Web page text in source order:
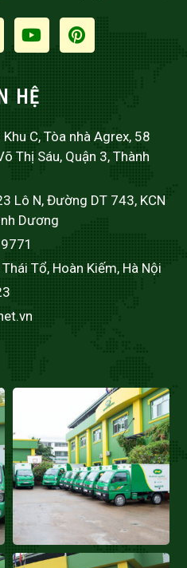
HỆ
C, Tòa nhà Agrex, 58
Thị Sáu, Quận 3, Thành
Lô N, Đường DT 743, KCN
Dương
Tổ, Hoàn Kiếm, Hà Nội